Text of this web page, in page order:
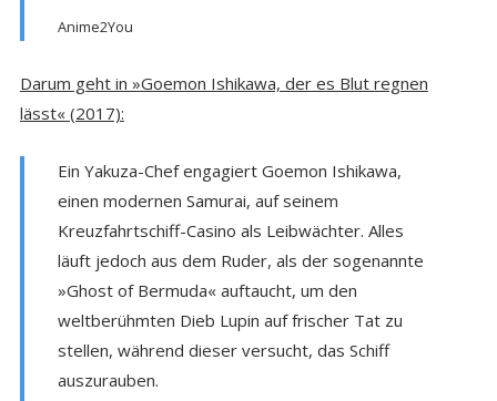
Anime2You
Darum geht in »Goemon Ishikawa, der es Blut regnen
lässt« (2017):
Ein Yakuza-Chef engagiert Goemon Ishikawa,
einen modernen Samurai, auf seinem
Kreuzfahrtschiff-Casino als Leibwächter. Alles
läuft jedoch aus dem Ruder, als der sogenannte
»Ghost of Bermuda« auftaucht, um den
weltberühmten Dieb Lupin auf frischer Tat zu
stellen, während dieser versucht, das Schiff
auszurauben.